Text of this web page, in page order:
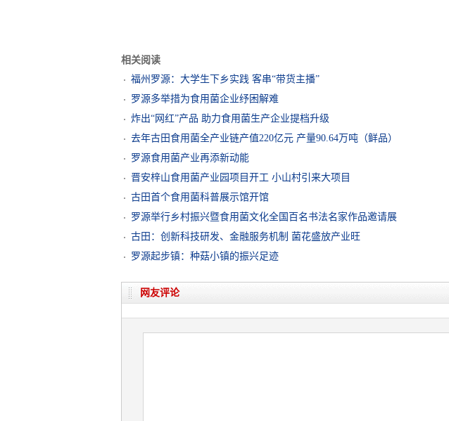
相关阅读
福州罗源：大学生下乡实践 客串“带货主播”
罗源多举措为食用菌企业纾困解难
炸出“网红”产品 助力食用菌生产企业提档升级
去年古田食用菌全产业链产值220亿元 产量90.64万吨（鲜品）
罗源食用菌产业再添新动能
晋安梓山食用菌产业园项目开工 小山村引来大项目
古田首个食用菌科普展示馆开馆
罗源举行乡村振兴暨食用菌文化全国百名书法名家作品邀请展
古田：创新科技研发、金融服务机制 菌花盛放产业旺
罗源起步镇：种菇小镇的振兴足迹
网友评论